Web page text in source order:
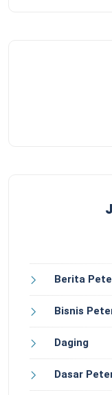
Berita
Bisnis
Daging
Dasar